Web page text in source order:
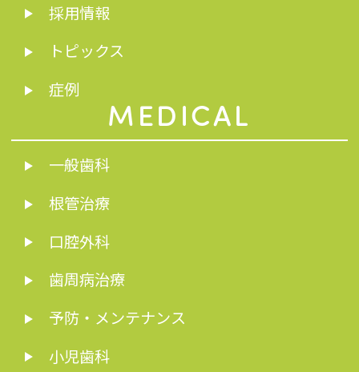
採用情報
トピックス
症例
MEDICAL
一般歯科
根管治療
口腔外科
歯周病治療
予防・メンテナンス
小児歯科